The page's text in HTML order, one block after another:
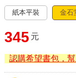
紙本平裝 金石
345 元
認購希望書包，